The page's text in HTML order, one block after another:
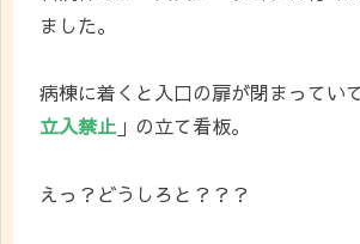
ました。
病棟に着くと入口の扉が閉まってい
立入禁止 」の立て看板。
えっ？どうしろと？？？